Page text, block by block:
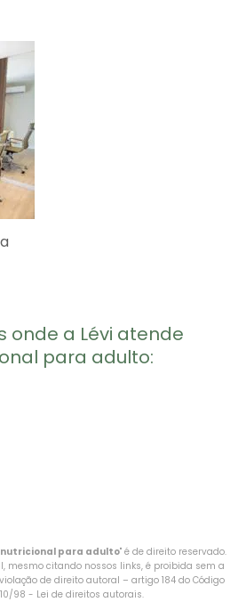
onde a Lévi atende
para adulto​:
para adulto​" é de direito reservado.
mesmo citando nossos links, é proibida sem a
de direito autoral – artigo 184 do Código
98 - Lei de direitos autorais.